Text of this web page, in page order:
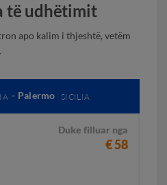
të udhëtimit
apo kalim i thjeshtë, vetëm
- Palermo SICILIA
Duke filluar nga
€ 58